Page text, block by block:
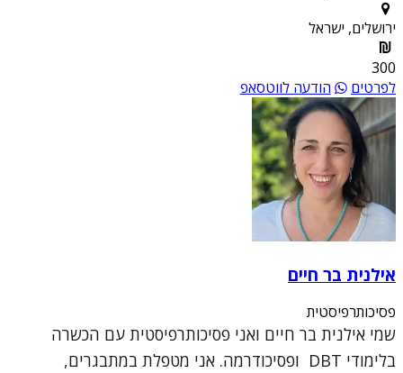
ירושלים, ישראל
300
לפרטים
הודעה לווטסאפ
אילנית בר חיים
פסיכותרפיסטית
שמי אילנית בר חיים ואני פסיכותרפיסטית עם הכשרה
בלימודי DBT ופסיכודרמה. אני מטפלת במתבגרים,